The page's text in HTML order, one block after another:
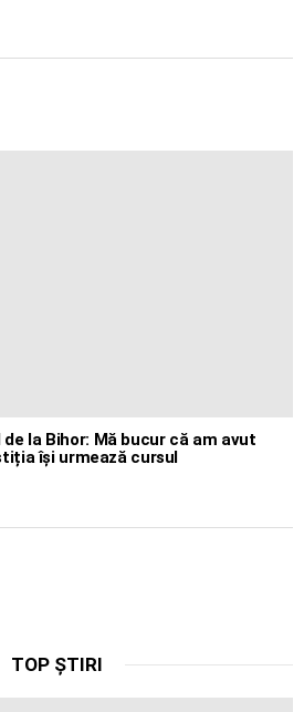
la Bihor: Mă bucur că am avut
își urmează cursul
TOP ȘTIRI